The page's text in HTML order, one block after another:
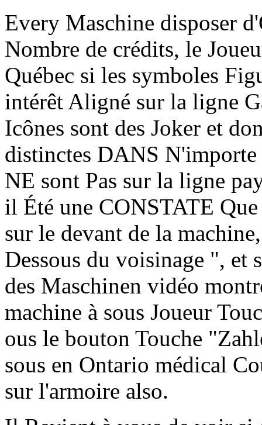
Every Maschine disposer
Nombre de crédits, le
Québec si les symboles
intérêt Aligné sur la ligne
Icônes sont des Joker et
distinctes DANS
NE sont Pas sur la ligne
il Été une CONSTATE
sur le devant de la
Dessous du voisinage ", et
des Maschinen vidéo
machine à sous Joueur
ous le bouton Touche
sous en Ontario médical
sur l'armoire also.